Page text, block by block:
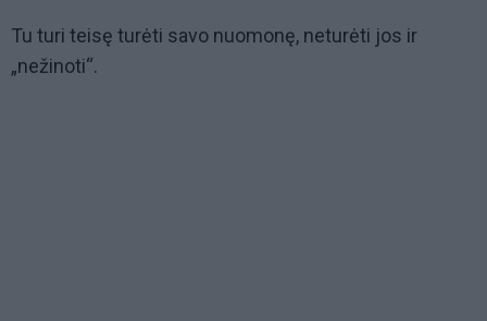
Tu turi teisę turėti savo nuomonę, neturėti jos ir
„nežinoti“.